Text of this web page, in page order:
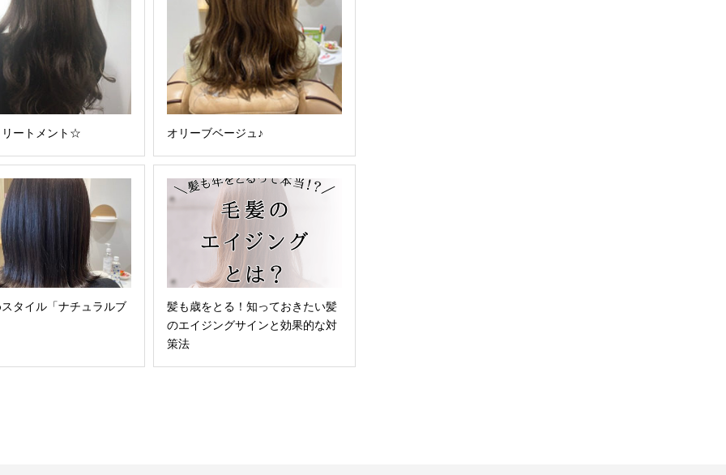
リートメント☆ オリーブベージュ♪
タイル「ナチュラルブ
髪も歳をとる！知っておきたい髪
のエイジングサインと効果的な対
策法